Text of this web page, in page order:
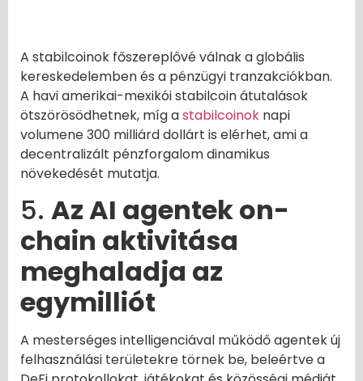
A stabilcoinok főszereplővé válnak a globális
kereskedelemben és a pénzügyi tranzakciókban.
A havi amerikai-mexikói stabilcoin átutalások
ötszörösödhetnek, míg astabilcoinok napi
volumene 300 milliárd dollárt is elérhet, ami a
decentralizált pénzforgalom dinamikus
növekedését mutatja.
5. Az AI agentek on-
chain aktivitása
meghaladja az
egymilliót
A mesterséges intelligenciával működő agentek új
felhasználási területekre törnek be, beleértve a